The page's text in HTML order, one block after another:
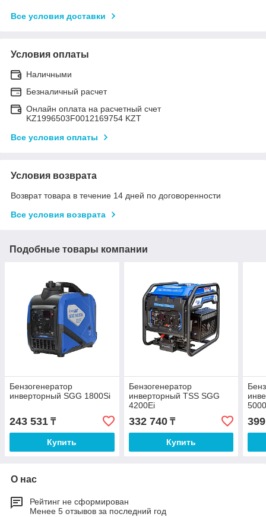
Все условия доставки
Условия оплаты
Наличными
Безналичный расчет
Онлайн оплата на расчетный счет
KZ1996503F0012169754 KZT
Все условия оплаты
Условия возврата
Возврат товара в течение 14 дней по договоренности
Все условия возврата
Подобные товары компании
Бензогенератор
инверторный SGG 1800Si
243 531 ₸
Купить
Бензогенератор
инверторный TSS SGG
4200Ei
332 740₸
Купить
О нас
Рейтинг не сформирован
Менее 5 отзывов за последний год